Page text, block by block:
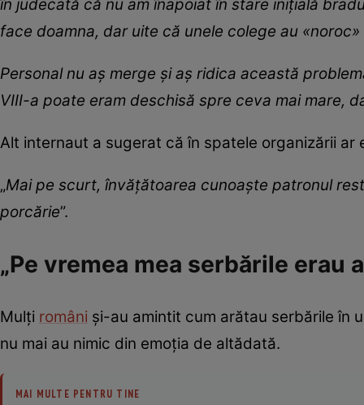
în judecată că nu am înapoiat în stare inițială
face doamna, dar uite că unele colege au «noroc
Personal nu aș merge și aș ridica această
VIII-a poate eram deschisă spre ceva mai mare,
Alt internaut a sugerat că în spatele organizării ar
„Mai pe scurt, învățătoarea cunoaște patronul
porcărie”.
„Pe vremea mea serbările erau
Mulți români și-au amintit cum arătau serbările în
nu mai au nimic din emoția de altădată.
MAI MULTE PENTRU TINE